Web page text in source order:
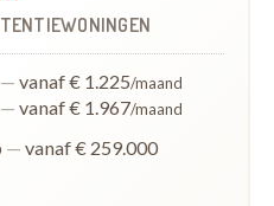
— vanaf € 1.225/maand
— vanaf € 1.967/maand
— vanaf € 259.000